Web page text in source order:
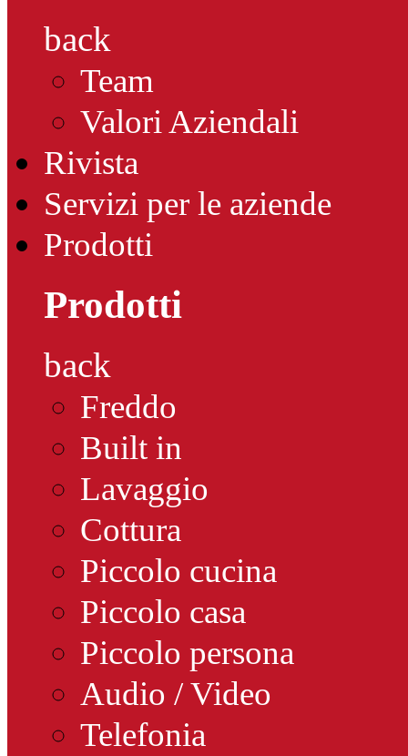
back
Team
Valori Aziendali
Rivista
Servizi per le aziende
Prodotti
Prodotti
back
Freddo
Built in
Lavaggio
Cottura
Piccolo cucina
Piccolo casa
Piccolo persona
Audio / Video
Telefonia